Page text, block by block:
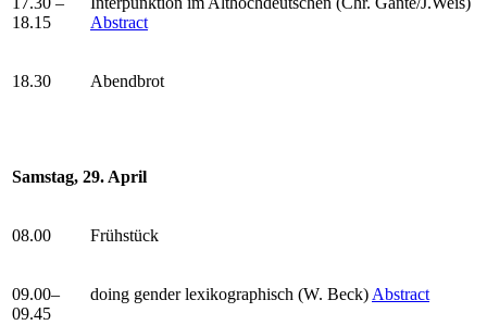
18.15
Abstract
18.30 Abendbrot
Samstag, 29. April
08.00 Frühstück
09.00–
09.45
doing gender lexikographisch (W. Beck) Abstract